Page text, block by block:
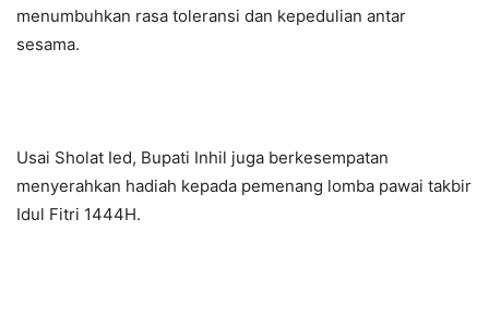
menumbuhkan rasa toleransi dan kepedulian antar
sesama.
Usai Sholat Ied, Bupati Inhil juga berkesempatan
menyerahkan hadiah kepada pemenang lomba pawai takbir
Idul Fitri 1444H.